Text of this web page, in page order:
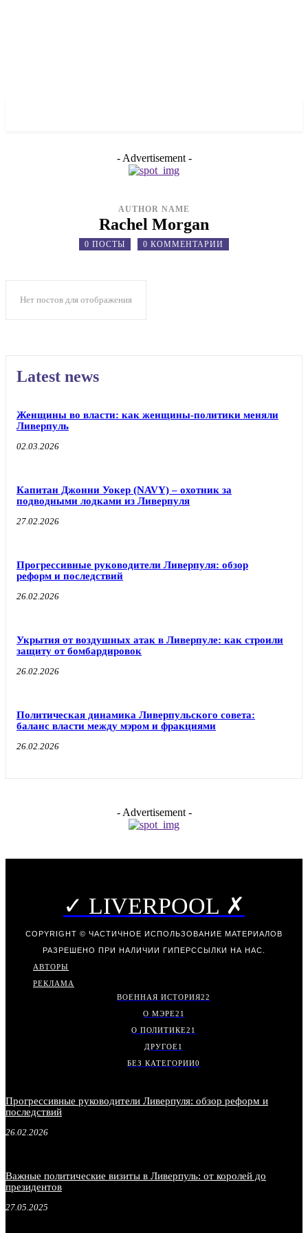
- Advertisement -
AUTHOR NAME
Rachel Morgan
0 ПОСТЫ 0 КОММЕНТАРИИ
Нет постов для отображения
Latest news
Женщины во власти: как женщины-политики меняли
Ливерпуль
02.03.2026
Капитан Джонни Уокер (NAVY) – охотник за
подводными лодками из Ливерпуля
27.02.2026
Прогрессивные руководители Ливерпуля: обзор
реформ и последствий
26.02.2026
Укрытия от воздушных атак в Ливерпуле: как строили
защиту от бомбардировок
26.02.2026
Политическая динамика Ливерпульского совета:
баланс власти между мэром и фракциями
26.02.2026
- Advertisement -
✓ LIVERPOOL ✗
COPYRIGHT © ЧАСТИЧНОЕ ИСПОЛЬЗОВАНИЕ МАТЕРИАЛОВ
РАЗРЕШЕНО ПРИ НАЛИЧИИ ГИПЕРССЫЛКИ НА НАС.
АВТОРЫ
РЕКЛАМА
ВОЕННАЯ ИСТОРИЯ22
О МЭРЕ21
О ПОЛИТИКЕ21
ДРУГОЕ1
БЕЗ КАТЕГОРИИ0
Прогрессивные руководители Ливерпуля: обзор реформ и
последствий
26.02.2026
Важные политические визиты в Ливерпуль: от королей до
президентов
27.05.2025